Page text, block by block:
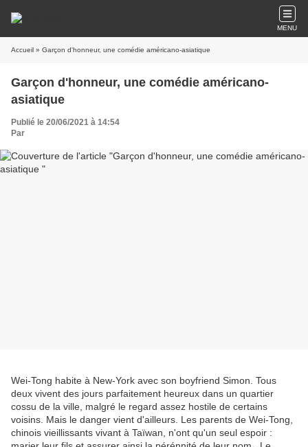
MENU
Accueil » Garçon d'honneur, une comédie américano-asiatique
Garçon d'honneur, une comédie américano-
asiatique
Publié le 20/06/2021 à 14:54
Par
Wei-Tong habite à New-York avec son boyfriend Simon. Tous
deux vivent des jours parfaitement heureux dans un quartier
cossu de la ville, malgré le regard assez hostile de certains
voisins. Mais le danger vient d'ailleurs. Les parents de Wei-Tong,
chinois vieillissants vivant à Taïwan, n'ont qu'un seul espoir :